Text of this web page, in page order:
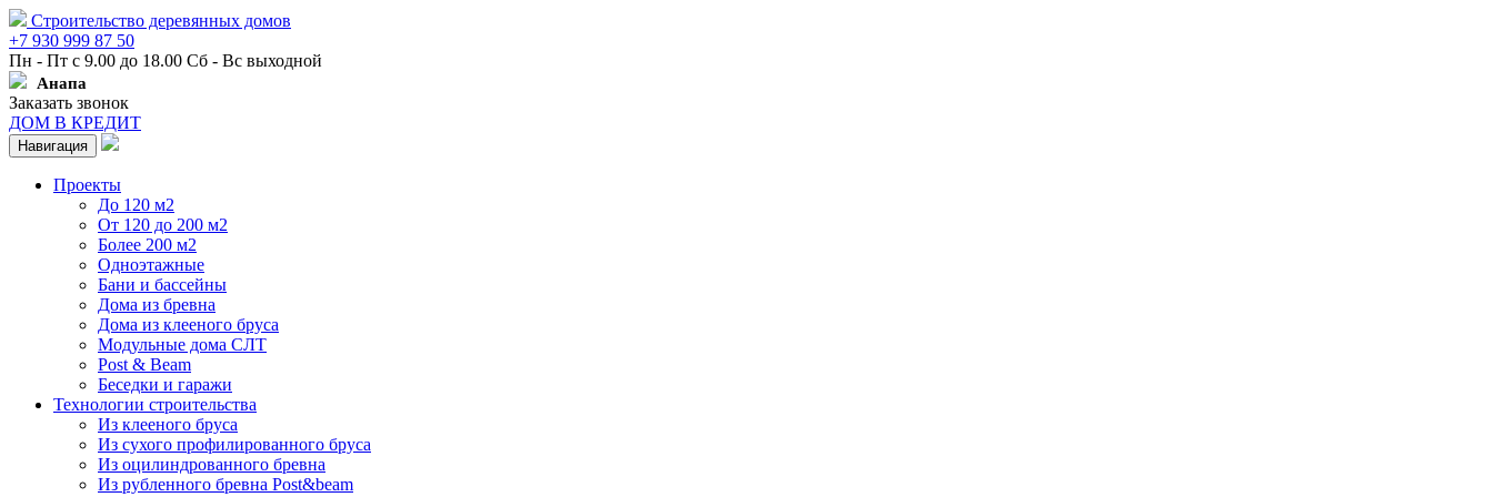
Строительство деревянных домов
+7 930 999 87 50
Пн - Пт с 9.00 до 18.00 Сб - Вс выходной
Анапа
Заказать звонок
ДОМ В КРЕДИТ
Навигация
Проекты
До 120 м2
От 120 до 200 м2
Более 200 м2
Одноэтажные
Бани и бассейны
Дома из бревна
Дома из клееного бруса
Модульные дома СЛТ
Post & Beam
Беседки и гаражи
Технологии строительства
Из клееного бруса
Из сухого профилированного бруса
Из оцилиндрованного бревна
Из рубленного бревна Post&beam